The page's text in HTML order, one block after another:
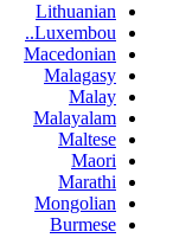
Lithuanian
Luxembou..
Macedonian
Malagasy
Malay
Malayalam
Maltese
Maori
Marathi
Mongolian
Burmese